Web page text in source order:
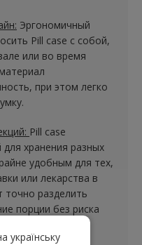
Эргономичный
Pill case с собой,
или во время
при этом легко
Pill case
хранения разных
удобным для тех,
или лекарства в
точно разделить
порции без риска
українську